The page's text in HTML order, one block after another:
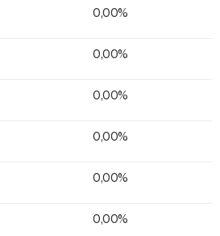
0,00%
0,00%
0,00%
0,00%
0,00%
0,00%